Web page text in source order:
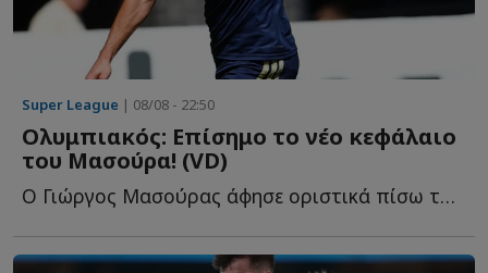
Super League | 08/08 - 22:50
Ολυμπιακός: Επίσημο το νέο κεφάλαιο
του Μασούρα! (VD)
Ο Γιώργος Μασούρας άφησε οριστικά πίσω του το κεφάλαιο τ...